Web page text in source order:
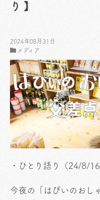
り】
2024年08月31日
メディア
・ひとり語り（24/8/16
今夜の「はぴいのおし